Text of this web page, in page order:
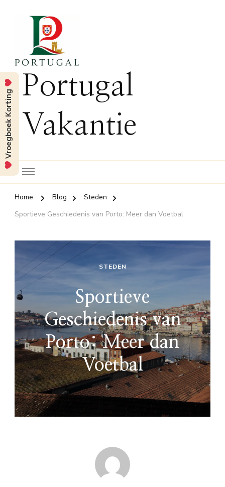
Portugal
Vakantie
Home Blog
Steden
Sportieve Geschiedenis van Porto: Meer dan Voetbal
STEDEN
Sportieve
Geschiedenis van
Porto: Meer dan
Voetbal
Vroegboek Korting